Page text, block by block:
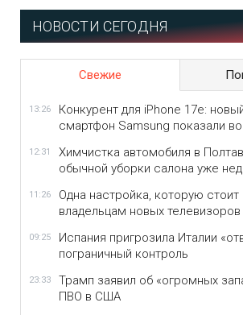
НОВОСТИ СЕГОДНЯ
Свежие
13:26
Конкурент для iPhone 17e:
смартфон Samsung показали
12:31
Химчистка автомобиля в
обычной уборки салона уже
11:26
Одна настройка, которую
владельцам новых телевизоров
09:25
Испания пригрозила Италии
пограничный контроль
23:33
Трамп заявил об «огромных
ПВО в США